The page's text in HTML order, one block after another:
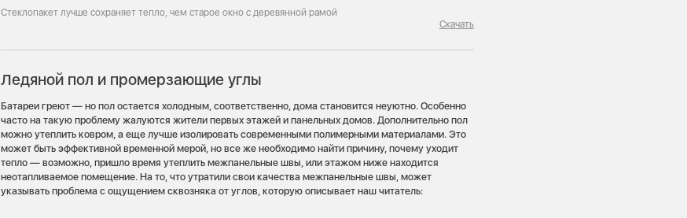
Стеклопакет лучше сохраняет тепло, чем старое окно с деревянной рамой
Скачать
Ледяной пол и промерзающие углы
Батареи греют — но пол остается холодным, соответственно, дома становится неуютно. Особенно
часто на такую проблему жалуются жители первых этажей и панельных домов. Дополнительно пол
можно утеплить ковром, а еще лучше изолировать современными полимерными материалами. Это
может быть эффективной временной мерой, но все же необходимо найти причину, почему уходит
тепло — возможно, пришло время утеплить межпанельные швы, или этажом ниже находится
неотапливаемое помещение. На то, что утратили свои качества межпанельные швы, может
указывать проблема с ощущением сквозняка от углов, которую описывает наш читатель: